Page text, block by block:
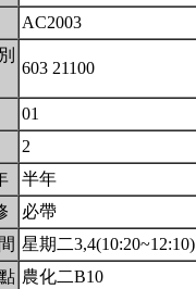
AC2003
603 21100
01
2
半年
必帶
星期二3,4(10:20~12:10)
農化二B10